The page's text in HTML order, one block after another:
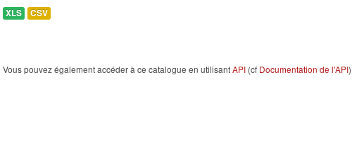
XLS CSV
Vous pouvez également accéder à ce catalogue en utilisantAPI (cf Documentation de l'API).